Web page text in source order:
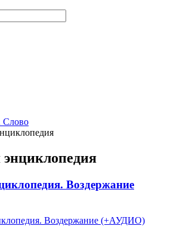
Слово
энциклопедия
Воздержание